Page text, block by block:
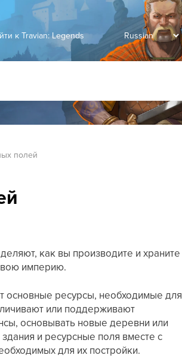
к Travian: Legends
полей
как вы производите и храните
империю.
основные ресурсы, необходимые для
или поддерживают
основывать новые деревни или
и ресурсные поля вместе с
для их постройки.